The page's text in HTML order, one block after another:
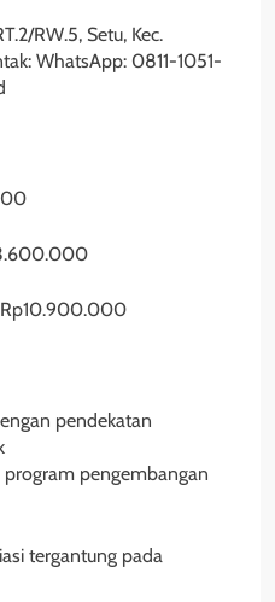
RW.5, Setu, Kec.
WhatsApp: 0811-1051-
Rp10.900.000
pendekatan
pengembangan
tergantung pada